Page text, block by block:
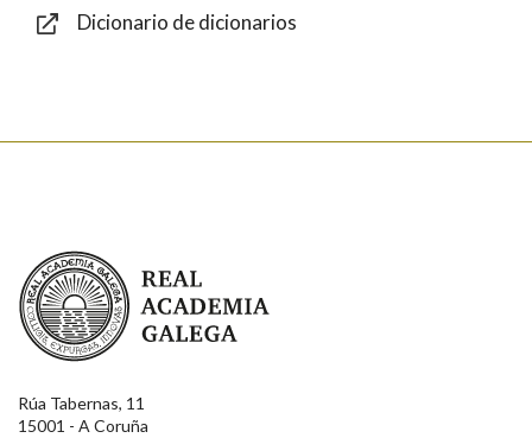
Dicionario de dicionarios
Real Academia Galega
Rúa Tabernas, 11
15001 - A Coruña